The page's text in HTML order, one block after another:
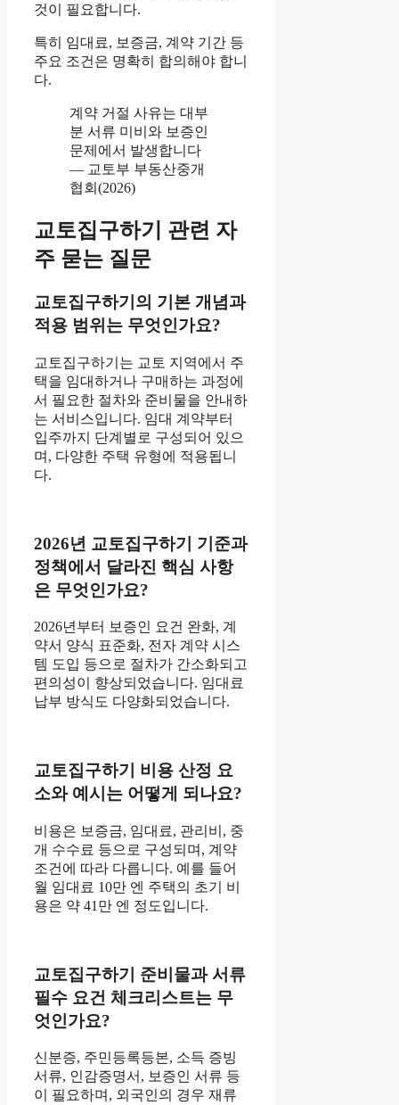
것이 필요합니다.
특히 임대료, 보증금, 계약 기간 등
주요 조건은 명확히 합의해야 합니
다.
계약 거절 사유는 대부
분 서류 미비와 보증인
문제에서 발생합니다
— 교토부 부동산중개
협회(2026)
교토집구하기 관련 자
주 묻는 질문
교토집구하기의 기본 개념과
적용 범위는 무엇인가요?
교토집구하기는 교토 지역에서 주
택을 임대하거나 구매하는 과정에
서 필요한 절차와 준비물을 안내하
는 서비스입니다. 임대 계약부터
입주까지 단계별로 구성되어 있으
며, 다양한 주택 유형에 적용됩니
다.
2026년 교토집구하기 기준과
정책에서 달라진 핵심 사항
은 무엇인가요?
2026년부터 보증인 요건 완화, 계
약서 양식 표준화, 전자 계약 시스
템 도입 등으로 절차가 간소화되고
편의성이 향상되었습니다. 임대료
납부 방식도 다양화되었습니다.
교토집구하기 비용 산정 요
소와 예시는 어떻게 되나요?
비용은 보증금, 임대료, 관리비, 중
개 수수료 등으로 구성되며, 계약
조건에 따라 다릅니다. 예를 들어
월 임대료 10만 엔 주택의 초기 비
용은 약 41만 엔 정도입니다.
교토집구하기 준비물과 서류
필수 요건 체크리스트는 무
엇인가요?
신분증, 주민등록등본, 소득 증빙
서류, 인감증명서, 보증인 서류 등
이 필요하며, 외국인의 경우 재류